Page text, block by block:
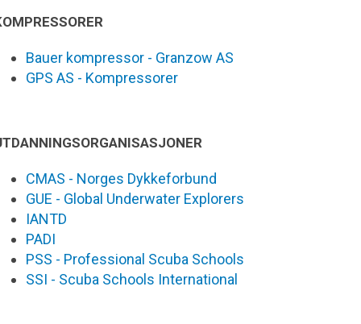
Bauer kompressor - Granzow AS
GPS AS - Kompressorer
CMAS - Norges Dykkeforbund
GUE - Global Underwater Explorers
IANTD
PADI
PSS - Professional Scuba Schools
SSI - Scuba Schools International